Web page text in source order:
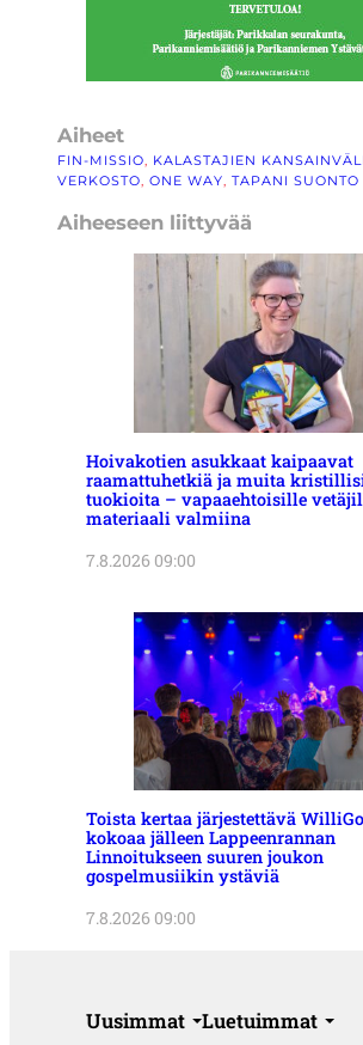
Aiheet
FIN-MISSIO, KALASTAJIEN
VERKOSTO, ONE WAY, TAPANI SUONTO
Aiheeseen liittyvää
Hoivakotien asukkaat kaipaavat
raamattuhetkiä ja muita
tuokioita – vapaaehtoisille
materiaali valmiina
7.8.2026 09:00
Toista kertaa järjestettävä
kokoaa jälleen Lappeenrannan
Linnoitukseen suuren joukon
gospelmusiikin ystäviä
7.8.2026 09:00
Uusimmat Luetuimmat